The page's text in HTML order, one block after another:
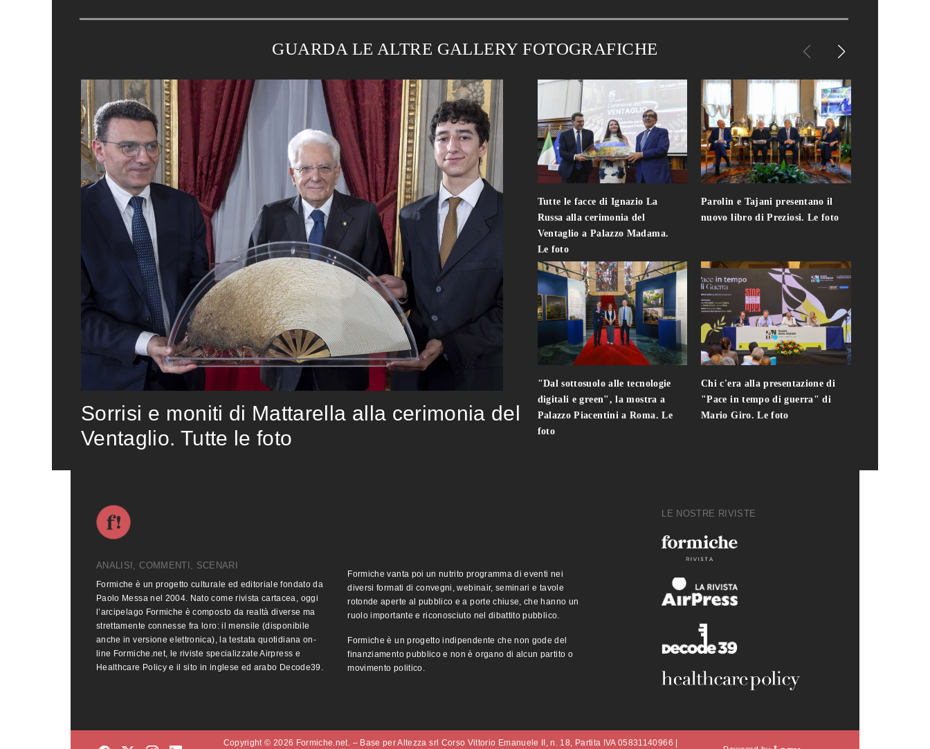
GUARDA LE ALTRE GALLERY FOTOGRAFICHE
Sorrisi e moniti di Mattarella alla cerimonia del
Ventaglio. Tutte le foto
Tutte le facce di Ignazio La
Russa alla cerimonia del
Ventaglio a Palazzo Madama.
Le foto
"Dal sottosuolo alle tecnologie
digitali e green", la mostra a
Palazzo Piacentini a Roma. Le
foto
Parolin e Tajani presentano il
nuovo libro di Preziosi. Le foto
Chi c'era alla presentazione di
"Pace in tempo di guerra" di
Mario Giro. Le foto
ANALISI, COMMENTI, SCENARI
Formiche è un progetto culturale ed editoriale fondato da
Paolo Messa nel 2004. Nato come rivista cartacea, oggi
l’arcipelago Formiche è composto da realtà diverse ma
strettamente connesse fra loro: il mensile (disponibile
anche in versione elettronica), la testata quotidiana on-
line Formiche.net, le riviste specializzate Airpress e
Healthcare Policy e il sito in inglese ed arabo Decode39.
Formiche vanta poi un nutrito programma di eventi nei
diversi formati di convegni, webinair, seminari e tavole
rotonde aperte al pubblico e a porte chiuse, che hanno un
ruolo importante e riconosciuto nel dibattito pubblico.
Formiche è un progetto indipendente che non gode del
finanziamento pubblico e non è organo di alcun partito o
movimento politico.
LE NOSTRE RIVISTE
Copyright © 2026 Formiche.net. – Base per Altezza srl Corso Vittorio Emanuele II, n. 18, Partita IVA 05831140966 |